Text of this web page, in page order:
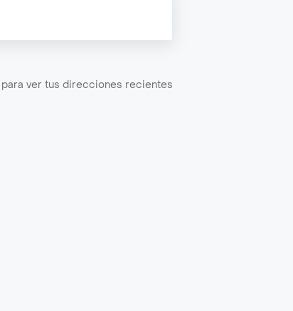
para ver tus direcciones recientes